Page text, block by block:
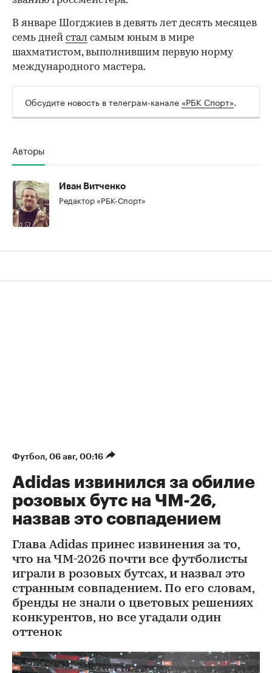
00:00 00:00
В январе Шогджиев в девять лет десять месяцев
семь дней стал самым юным в мире
шахматистом, выполнившим первую норму
международного мастера.
Обсудите новость в телеграм-канале «РБК Спорт».
Авторы
Иван Витченко
Редактор «РБК-Спорт»
Футбол⁠, 06 авг, 00:16
Adidas извинился за обилие
розовых бутс на ЧМ-26,
назвав это совпадением
Глава Adidas принес извинения за то,
что на ЧМ-2026 почти все футболисты
играли в розовых бутсах, и назвал это
странным совпадением. По его словам,
бренды не знали о цветовых решениях
конкурентов, но все угадали один
оттенок